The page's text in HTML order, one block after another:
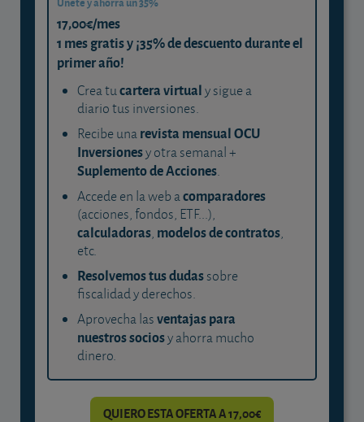
17,00€/mes
1 mes gratis y ¡35% de descuento durante el
primer año!
Crea tucartera virtualy sigue a
diario tus inversiones.
Recibe unarevista mensual OCU
Inversionesy otra semanal +
Suplemento de Acciones.
Accede en la web acomparadores
(acciones, fondos, ETF...),
calculadoras, modelos de contratos,
etc.
Resolvemos tus dudassobre
fiscalidad y derechos.
Aprovecha lasventajas para
nuestros sociosy ahorra mucho
dinero.
QUIERO ESTA OFERTA A 17,00€